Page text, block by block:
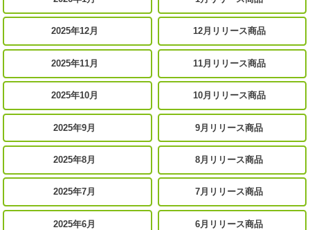
2025年12月 12月リリース商品
2025年11月 11月リリース商品
2025年10月 10月リリース商品
2025年9月 9月リリース商品
2025年8月 8月リリース商品
2025年7月 7月リリース商品
2025年6月 6月リリース商品